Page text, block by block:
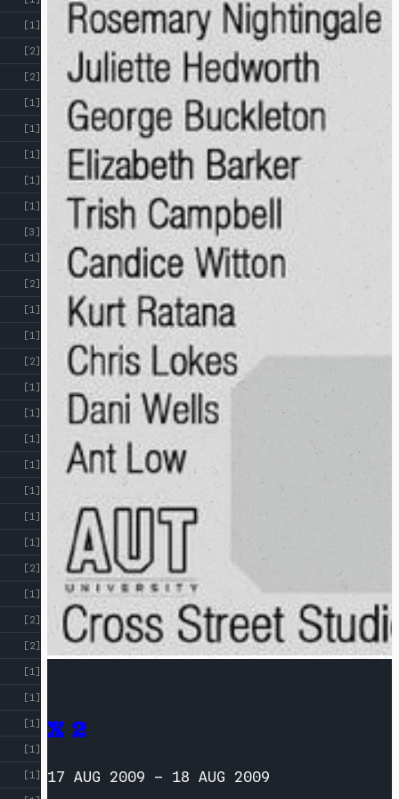
[1]
[2]
[2]
[1]
[1]
[1]
[1]
[1]
[3]
[1]
[2]
[1]
[1]
[2]
[1]
[1]
[1]
[1]
[1]
[1]
[1]
[2]
[1]
[2]
[2]
[1]
[1]
[1]
[1]
[1]
X 2
17 AUG 2009 – 18 AUG 2009